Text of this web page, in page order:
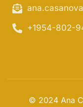
+1954-802-
© 2024 Ana